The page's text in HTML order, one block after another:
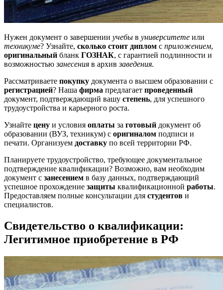
Нужен документ о завершении учебы в университете или
техникуме? Узнайте, сколько стоит диплом с приложением,
оригинальный бланк ГОЗНАК, с гарантией подлинности и
возможностьюзанесения в архивзаведения.
Рассматриваете покупку документа о высшем образовании с
регистрацией? Наша фирма предлагает проведенный
документ, подтверждающий вашу степень, для успешного
трудоустройства и карьерного роста.
Узнайте цену и условия оплаты за готовый документ об
образовании (ВУЗ, техникум) с оригиналом подписи и
печати. Организуем доставку по всей территории РФ.
Планируете трудоустройство, требующее документальное
подтверждение квалификации? Возможно, вам необходим
документ с занесением в базу данных, подтверждающий
успешное прохождение защиты квалификационной работы.
Предоставляем полные консультации для студентов и
специалистов.
Свидетельство о квалификации:
Легитимное приобретение в РФ